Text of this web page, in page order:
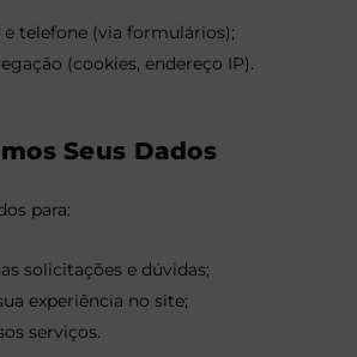
telefone (via formulários);
(cookies, endereço IP).
Seus Dados
para:
solicitações e dúvidas;
experiência no site;
serviços.